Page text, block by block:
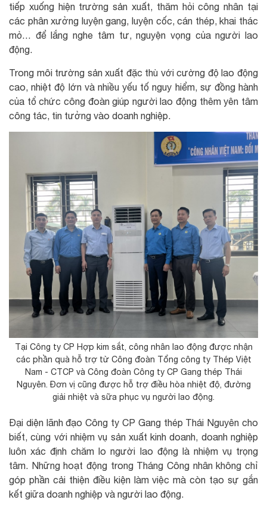
tiếp xuống hiện trường sản xuất, thăm hỏi công nhân tại
các phân xưởng luyện gang, luyện cốc, cán thép, khai thác
mỏ… để lắng nghe tâm tư, nguyện vọng của người lao
động.
Trong môi trường sản xuất đặc thù với cường độ lao động
cao, nhiệt độ lớn và nhiều yếu tố nguy hiểm, sự đồng hành
của tổ chức công đoàn giúp người lao động thêm yên tâm
công tác, tin tưởng vào doanh nghiệp.
Tại Công ty CP Hợp kim sắt, công nhân lao động được nhận
các phần quà hỗ trợ từ Công đoàn Tổng công ty Thép Việt
Nam - CTCP và Công đoàn Công ty CP Gang thép Thái
Nguyên. Đơn vị cũng được hỗ trợ điều hòa nhiệt độ, đường
giải nhiệt và sữa phục vụ người lao động.
Đại diện lãnh đạo Công ty CP Gang thép Thái Nguyên cho
biết, cùng với nhiệm vụ sản xuất kinh doanh, doanh nghiệp
luôn xác định chăm lo người lao động là nhiệm vụ trọng
tâm. Những hoạt động trong Tháng Công nhân không chỉ
góp phần cải thiện điều kiện làm việc mà còn tạo sự gắn
kết giữa doanh nghiệp và người lao động.